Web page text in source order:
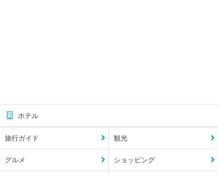
ホテル
旅行ガイド 観光
グルメ ショッピング